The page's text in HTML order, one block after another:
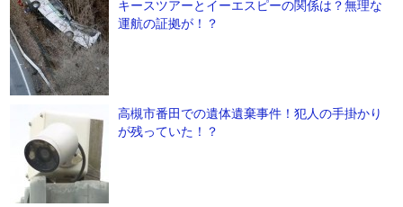
キースツアーとイーエスピーの関係は？無理な
運航の証拠が！？
高槻市番田での遺体遺棄事件！犯人の手掛かり
が残っていた！？